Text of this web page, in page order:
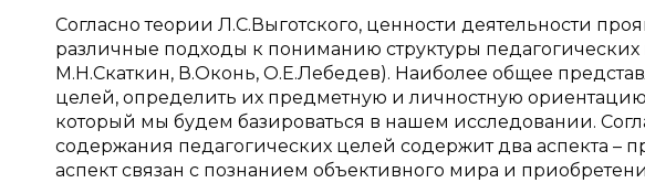
Согласно теории Л.С.Выготского, ценности деятельности
различные подходы к пониманию структуры
М.Н.Скаткин, В.Оконь, О.Е.Лебедев). Наиболее общее
целей, определить их предметную и личностную
который мы будем базироваться в нашем исследовании.
содержания педагогических целей содержит два аспекта
аспект связан с познанием объективного мира и